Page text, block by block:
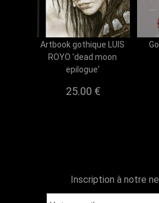
Artbook gothique LUIS
ROYO 'dead moon
epilogue'
25.00 €
Inscription à notre